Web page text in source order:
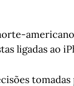
ligadas ao